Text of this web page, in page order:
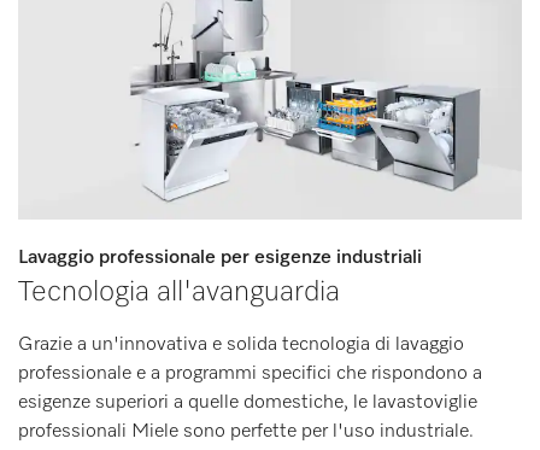
Lavaggio professionale per esigenze industriali
Tecnologia all'avanguardia
Grazie a un'innovativa e solida tecnologia di lavaggio
professionale e a programmi specifici che rispondono a
esigenze superiori a quelle domestiche, le lavastoviglie
professionali Miele sono perfette per l'uso industriale.